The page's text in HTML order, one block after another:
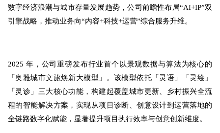
数字经济浪潮与城市存量发展趋势，公司前瞻性布局“AI+IP”双
引擎战略，推动业务向“内容+科技+运营”综合服务升维。
2025 年，公司重磅发布行业首个以景观数据与算法为核心的
「奥雅城市文旅焕新大模型」。该模型依托「灵语」「灵绘」
「灵诊」三大核心功能，构建起覆盖城市更新、乡村振兴全流
程的智能解决方案，实现从项目诊断、创意设计到运营落地的
全链路数字化赋能，显著提升项目执行效率与创意创新维度。